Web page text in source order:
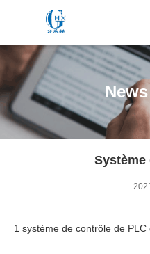
Système
1 système de contrôle de PLC